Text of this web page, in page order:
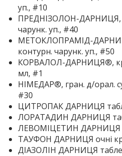
уп., #10
ПРЕДНІЗОЛОН-ДАРНИЦЯ,
чарунк. уп., #40
МЕТОКЛОПРАМІД-
контурн. чарунк. уп., #50
КОРВАЛОЛ-ДАРНИЦЯ®,
мл, #1
НІМЕДАР®, гран. д/орал.
#30
ЦИТРОПАК ДАРНИЦЯ
ЛОРАТАДИН ДАРНИЦЯ
ЛЕВОМІЦЕТИН ДАРНИЦЯ
ТАУФОН ДАРНИЦЯ очні
ДІАЗОЛІН ДАРНИЦЯ